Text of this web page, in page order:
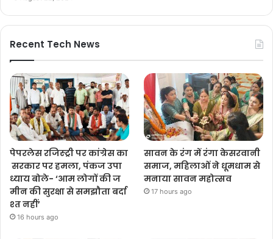
Recent Tech News
पेपरलेस रजिस्ट्री पर कांग्रेस का
सरकार पर हमला, पंकज उपा
ध्याय बोले- ‘आम लोगों की ज
मीन की सुरक्षा से समझौता बर्दा
श्त नहीं’
16 hours ago
सावन के रंग में रंगा केसरवानी
समाज, महिलाओं ने धूमधाम से
मनाया सावन महोत्सव
17 hours ago